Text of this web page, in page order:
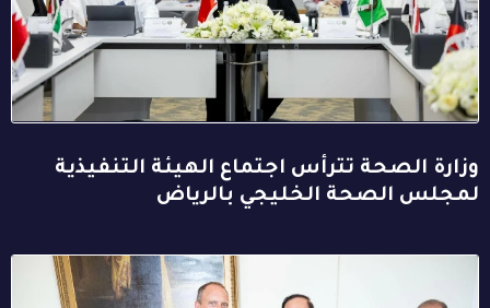
وزارة الصحة تترأس اجتماع الهيئة التنفيذية
لمجلس الصحة الخليجي بالرياض